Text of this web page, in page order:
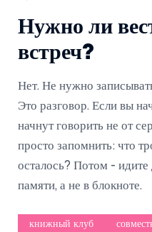
Нужно ли
встреч?
Нет. Не нужно
Это разговор. Если вы
начнут говорить не от
просто запомнить: что
осталось? Потом -
памяти, а не в блокноте.
книжный клуб